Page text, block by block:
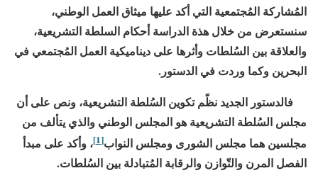
المُشاركة المُجتمعية التي أكد عليها ميثاق العمل الوطني،
سنستعرض من خلال هذة الدراسة أحكام السلطة التشريعية،
والعلاقة بين السُلطات وأثرها على ديناميكية العمل المُجتمعي في
البحرين وكما وردت في الدستور.
فالدستور الجديد نظّم تكوين السُلطة التشريعية، ونص على أن
مجلس السُلطة التشريعية هو المجلس الوطني والذي يتألف من
مجلسين هما مجلس الشورى ومجلس النواب[1] ، وأكد على مبدأ
الفصل المرن والتّوازن والرقابة المُتبادلة بين السُلطات.